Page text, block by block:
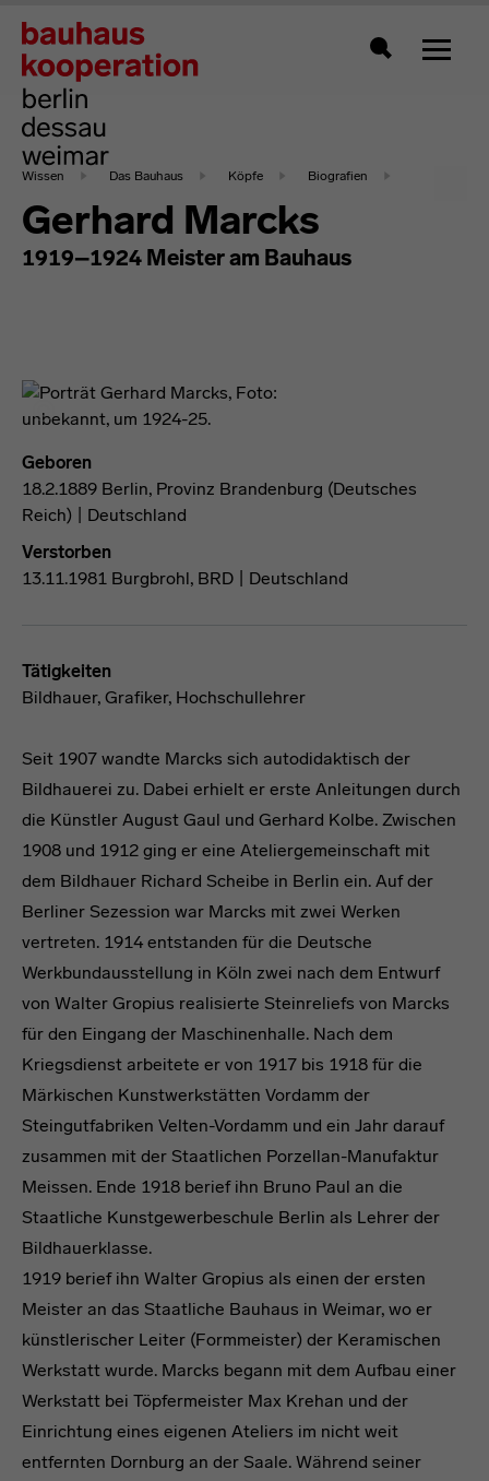
Zeigt
Wissen Das Bauhaus Köpfe Biografien
Gerhard Marcks
1919–1924 Meister am Bauhaus
Geboren
18.2.1889 Berlin, Provinz Brandenburg (Deutsches
Reich) | Deutschland
Verstorben
13.11.1981 Burgbrohl, BRD | Deutschland
Tätigkeiten
Bildhauer, Grafiker, Hochschullehrer
Seit 1907 wandte Marcks sich autodidaktisch der
Bildhauerei zu. Dabei erhielt er erste Anleitungen durch
die Künstler August Gaul und Gerhard Kolbe. Zwischen
1908 und 1912 ging er eine Ateliergemeinschaft mit
dem Bildhauer Richard Scheibe in Berlin ein. Auf der
Berliner Sezession war Marcks mit zwei Werken
vertreten. 1914 entstanden für die Deutsche
Werkbundausstellung in Köln zwei nach dem Entwurf
von Walter Gropius realisierte Steinreliefs von Marcks
für den Eingang der Maschinenhalle. Nach dem
Kriegsdienst arbeitete er von 1917 bis 1918 für die
Märkischen Kunstwerkstätten Vordamm der
Steingutfabriken Velten-Vordamm und ein Jahr darauf
zusammen mit der Staatlichen Porzellan-Manufaktur
Meissen. Ende 1918 berief ihn Bruno Paul an die
Staatliche Kunstgewerbeschule Berlin als Lehrer der
Bildhauerklasse.
1919 berief ihn Walter Gropius als einen der ersten
Meister an das Staatliche Bauhaus in Weimar, wo er
künstlerischer Leiter (Formmeister) der Keramischen
Werkstatt wurde. Marcks begann mit dem Aufbau einer
Werkstatt bei Töpfermeister Max Krehan und der
Einrichtung eines eigenen Ateliers im nicht weit
entfernten Dornburg an der Saale. Während seiner